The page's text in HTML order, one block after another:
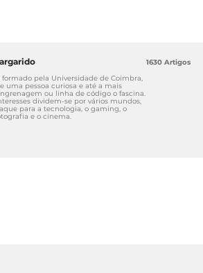
formado pela Universidade de Coimbra,
uma pessoa curiosa e até a mais
ou linha de código o fascina.
dividem-se por vários mundos,
para a tecnologia, o gaming, o
e o cinema.
1630 Artigos